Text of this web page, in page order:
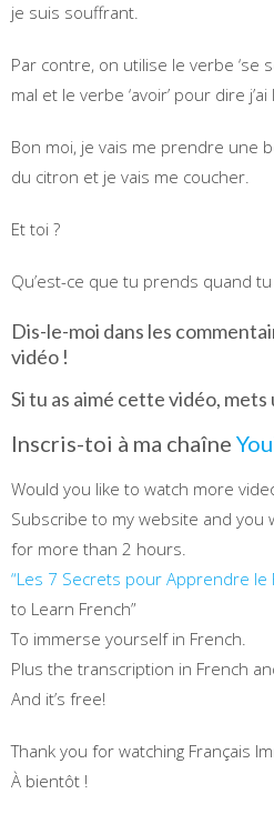
je suis souffrant.
Par contre, on utilise le verbe ‘se
mal et le verbe ‘avoir’ pour dire
Bon moi, je vais me prendre une
du citron et je vais me coucher.
Et toi ?
Qu’est-ce que tu prends quand
Dis-le-moi dans les
vidéo !
Si tu as aimé cette vidéo, mets
Inscris-toi à ma chaîne
Would you like to watch more
Subscribe to my website and you
for more than 2 hours.
“Les 7 Secrets pour Apprendre le
to Learn French”
To immerse yourself in French.
Plus the transcription in French
And it’s free!
Thank you for watching Français
À bientôt !